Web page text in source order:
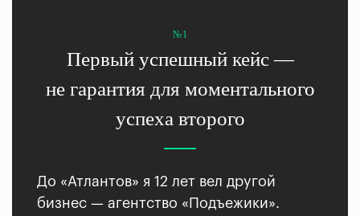
№1
Первый успешный кейс —
не гарантия для моментального
успеха второго
До «Атлантов» я 12 лет вел другой
бизнес — агентство «Подъежики».